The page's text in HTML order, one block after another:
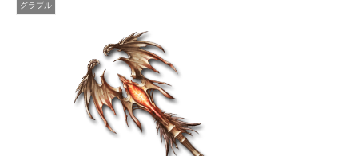
グラブル